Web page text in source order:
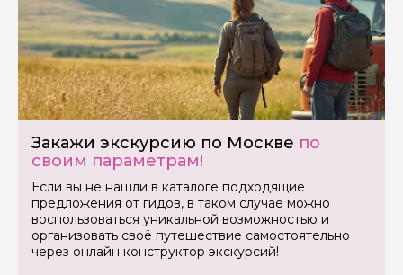
Закажи экскурсию по Москве по
своим параметрам!
Если вы не нашли в каталоге подходящие
предложения от гидов, в таком случае можно
воспользоваться уникальной возможностью и
организовать своё путешествие самостоятельно
через онлайн конструктор экскурсий!